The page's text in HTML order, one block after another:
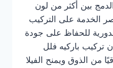
بين أكثر من لون
الخدمة على التركيب
للحفاظ على جودة
تركيب باركيه فلل
من الذوق ويمنح الفيلا